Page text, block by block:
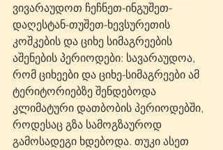
ვივარაუდოთ ჩეჩნეთ-ინგუშეთ-
დაღესტან-თუშეთ-ხევსურეთის
კოშკების და ციხე სიმაგრეების
აშენების პერიოდები: სავარაუდოა,
რომ ციხეები და ციხე-სიმაგრეები ამ
ტერიტორიებზე შენდებოდა
კლიმატური დათბობის პერიოდებში,
როდესაც გზა სამოგზაუროდ
გამოსადეგი ხდებოდა. თუკი ასეთ